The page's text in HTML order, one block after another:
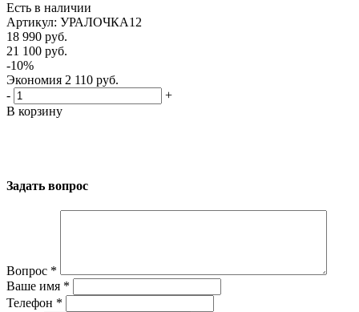
Есть в наличии
Артикул: УРАЛОЧКА12
18 990 руб.
21 100 руб.
-10%
Экономия 2 110 руб.
-
+
В корзину
Задать вопрос
Вопрос *
Ваше имя *
Телефон *